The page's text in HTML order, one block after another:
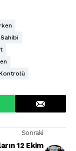
Sonraki
12 Ekim